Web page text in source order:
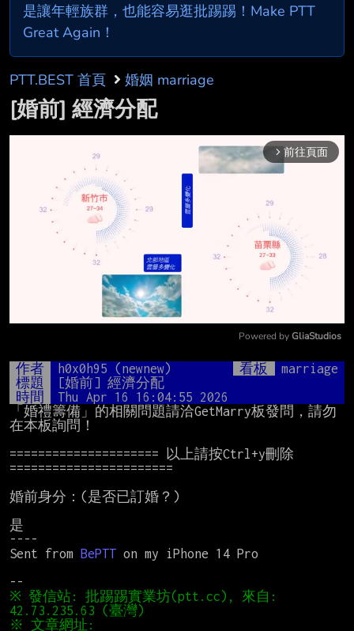
是讓年輕族群，也能容易逛批踢踢！Make PTT
Great Again！
PTT.BEST 首頁 婚姻 marriage
[婚前] 經濟分配
arrow_forward_ios 前往頁面
Mute
Powered by GliaStudios
作者 h0x0h95 (newnew) 看板
marriage
標題
[婚前] 經濟分配
時間
Thu Apr 16 16:04:55 2026
「婚禮籌備」的相關問題請洽GetMarry板發問，請勿
在本板詢問！
===================== 以上請按Ctrl+y刪除
=======================
婚前身分：(是否已訂婚？)
是
----
Sent from BePTT on my iPhone 14 Pro
※ 發信站: 批踢踢實業坊(ptt.cc), 來自: